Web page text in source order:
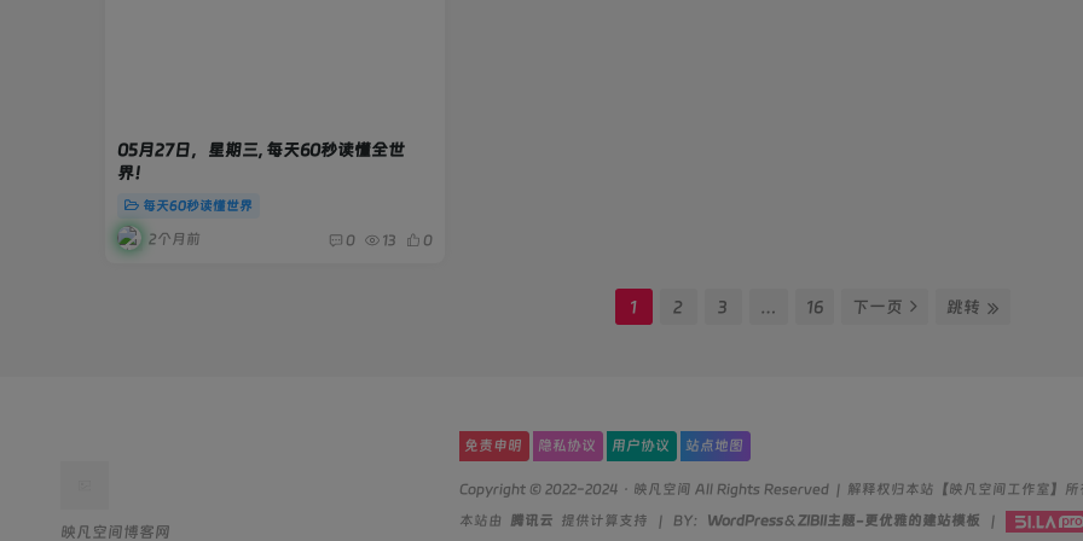
05月27日，星期三, 每天60秒读懂全世
界！
每天60秒读懂世界
2个月前 0 13 0
1 2 3 16 下一页 跳转
映凡空间博客网
免责申明 隐私协议 用户协议 站点地图
Copyright © 2022-2024 · 映凡空间 All Rights Reserved | 解释权归本站【映凡空间工作室】所
本站由 腾讯云 提供计算支持 | BY： WordPress＆ZIBII主题-更优雅的建站模板 |